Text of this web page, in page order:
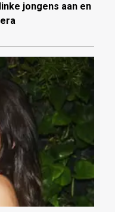
jongens aan en